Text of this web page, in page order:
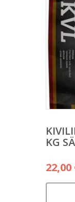
KG
22,00